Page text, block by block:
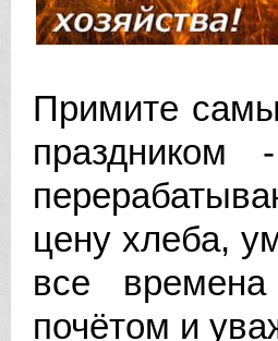
Примите
праздником
цену хлеба,
все
почётом и